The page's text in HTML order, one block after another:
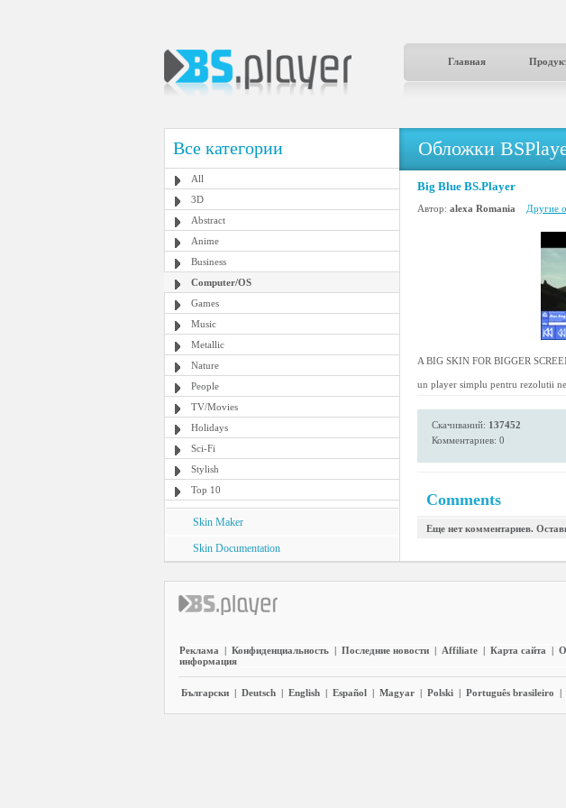
Главная
Все категории
All
3D
Abstract
Anime
Business
Computer/OS
Games
Music
Metallic
Nature
People
TV/Movies
Holidays
Sci-Fi
Stylish
Top 10
Skin Maker
Skin Documentation
Обложки
Big Blue BS.Player
Автор: alexa Romania Другие
A BIG SKIN FOR BIGGER
un player simplu pentru rezolutii
Скачиваний: 137452
Комментариев: 0
Comments
Еще нет комментариев.
Реклама | Конфиденциальность | Последние новости | Affiliate | Карта сайта |
информация
Български | Deutsch | English | Español | Magyar | Polski | Português brasileiro |